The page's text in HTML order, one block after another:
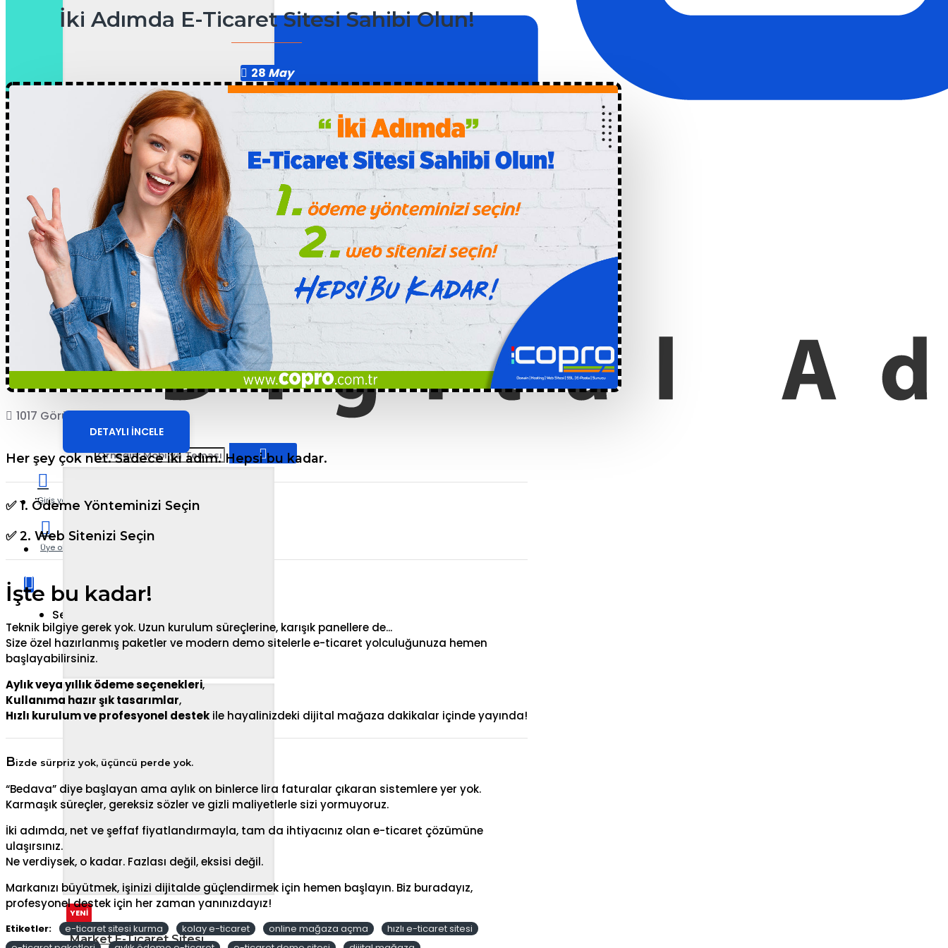
Giriş yap
Üye ol
Sepetinize henüz ekleme yapmadınız!
Butik ve Aksesuar E-
DETAYLI İNCELE
YENİ
Market E-Ticaret Sitesi
İki Adımda E-Ticaret Sitesi Sahibi Olun!
28 May
1017 Görüntülenme COPRO
Her şey çok net. Sadece iki adım. Hepsi bu kadar.
✅ 1. Ödeme Yönteminizi Seçin
✅ 2. Web Sitenizi Seçin
İşte bu kadar!
Teknik bilgiye gerek yok. Uzun kurulum süreçlerine, karışık panellere de...
Size özel hazırlanmış paketler ve modern demo sitelerle e-ticaret yolculuğunuza hemen
başlayabilirsiniz.
Aylık veya yıllık ödeme seçenekleri,
Kullanıma hazır şık tasarımlar,
Hızlı kurulum ve profesyonel destek ile hayalinizdeki dijital mağaza dakikalar içinde yayında!
Bizde sürpriz yok, üçüncü perde yok.
“Bedava” diye başlayan ama aylık on binlerce lira faturalar çıkaran sistemlere yer yok.
Karmaşık süreçler, gereksiz sözler ve gizli maliyetlerle sizi yormuyoruz.
İki adımda, net ve şeffaf fiyatlandırmayla, tam da ihtiyacınız olan e-ticaret çözümüne
ulaşırsınız.
Ne verdiysek, o kadar. Fazlası değil, eksisi değil.
Markanızı büyütmek, işinizi dijitalde güçlendirmek için hemen başlayın. Biz buradayız,
profesyonel destek için her zaman yanınızdayız!
Etiketler: e-ticaret sitesi kurma kolay e-ticaret online mağaza açma
hızlı e-ticaret sitesi